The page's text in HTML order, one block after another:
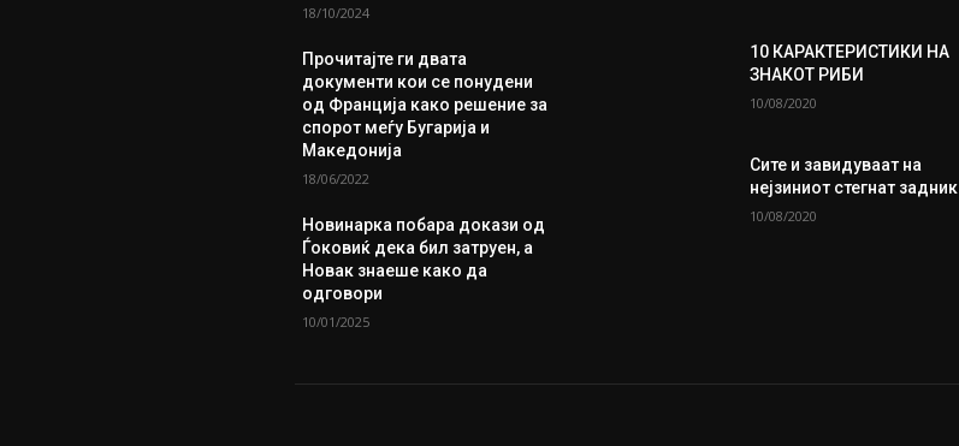
18/10/2024
Прочитајте ги двата
документи кои се понудени
од Франција како решение за
спорот меѓу Бугарија и
Македонија
18/06/2022
Новинарка побара докази од
Ѓоковиќ дека бил затруен, а
Новак знаеше како да
одговори
10/01/2025
10 КАРАКТЕРИСТИКИ НА
ЗНАКОТ РИБИ
10/08/2020
Сите и завидуваат на
нејзиниот стегнат задник
10/08/2020